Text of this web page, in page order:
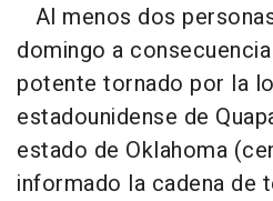
Al menos dos
domingo a
potente tornado por la
estadounidense de
estado de Oklahoma
informado la cadena de